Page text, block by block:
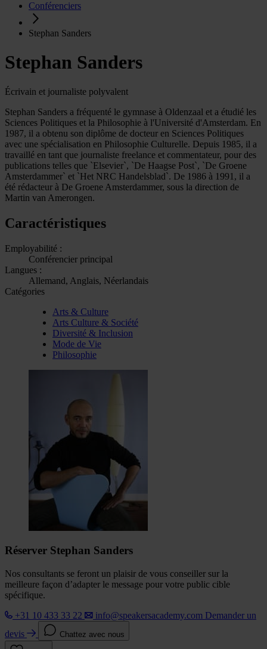
Conférenciers
Stephan Sanders
Stephan Sanders
Écrivain et journaliste polyvalent
Stephan Sanders a fréquenté le gymnase à Oldenzaal et a étudié les
Sciences Politiques et la Philosophie à l'Université d'Amsterdam. En
1987, il a obtenu son diplôme de docteur en Sciences Politiques
avec une spécialisation en Philosophie Culturelle. Depuis 1985, il a
travaillé en tant que journaliste freelance et commentateur, pour des
publications telles que `Elsevier`, `De Haagse Post`, `De Groene
Amsterdammer` et `Het NRC Handelsblad`. De 1986 à 1991, il a
été rédacteur à De Groene Amsterdammer, sous la direction de
Martin van Amerongen.
Caractéristiques
Employabilité :
Conférencier principal
Langues :
Allemand, Anglais, Néerlandais
Catégories
Arts & Culture
Arts Culture & Société
Diversité & Inclusion
Mode de Vie
Philosophie
Réserver Stephan Sanders
Nos consultants se feront un plaisir de vous conseiller sur la
meilleure façon d’adapter le message pour votre public cible
spécifique.
+31 10 433 33 22
info@speakersacademy.com Demander un
devis
Chattez avec nous